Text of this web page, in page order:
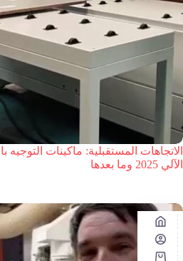
الاتجاهات المستقبلية: ماكينات
الآلي 2025 وما بعدها